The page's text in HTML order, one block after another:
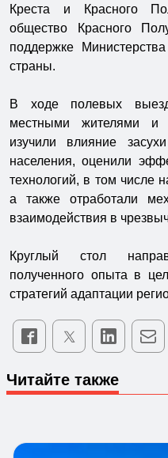
Креста и Красного
общество Красного
поддержке
страны.
В ходе полевых
местными жителями и
изучили влияние
населения, оценили
технологий, в том числе
а также отработали
взаимодействия в
Круглый стол
полученного опыта в
стратегий адаптации
Читайте также